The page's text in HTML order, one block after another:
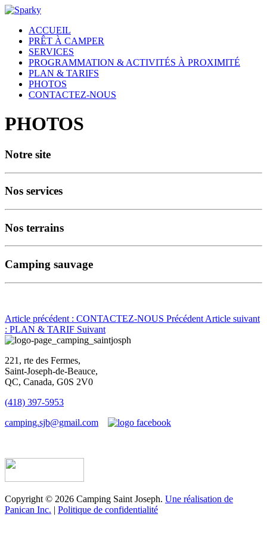
ACCUEIL
PRÊT À CAMPER
SERVICES
PROGRAMMATION & ACTIVITÉS À PROXIMITÉ
PLAN & TARIFS
PHOTOS
CONTACTEZ-NOUS
PHOTOS
Notre site
Nos services
Nos terrains
Camping sauvage
Article précédent : CONTACTEZ-NOUS Précédent Article suivant
: PLAN & TARIF Suivant
221, rte des Fermes,
Saint-Joseph-de-Beauce,
QC, Canada, G0S 2V0
(418) 397-5953
camping.sjb@gmail.com
Copyright © 2026 Camping Saint Joseph. Une réalisation de
Panican Inc. | Politique de confidentialité